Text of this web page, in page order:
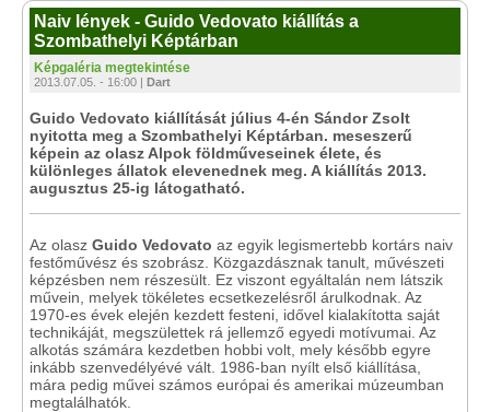
Naiv lények - Guido Vedovato kiállítás a
Szombathelyi Képtárban
Képgaléria megtekintése
2013.07.05. - 16:00 | Dart
Guido Vedovato kiállítását július 4-én Sándor Zsolt
nyitotta meg a Szombathelyi Képtárban. meseszerű
képein az olasz Alpok földműveseinek élete, és
különleges állatok elevenednek meg. A kiállítás 2013.
augusztus 25-ig látogatható.
Az olasz Guido Vedovato az egyik legismertebb kortárs naiv
festőművész és szobrász. Közgazdásznak tanult, művészeti
képzésben nem részesült. Ez viszont egyáltalán nem látszik
művein, melyek tökéletes ecsetkezelésről árulkodnak. Az
1970-es évek elején kezdett festeni, idővel kialakította saját
technikáját, megszülettek rá jellemző egyedi motívumai. Az
alkotás számára kezdetben hobbi volt, mely később egyre
inkább szenvedélyévé vált. 1986-ban nyílt első kiállítása,
mára pedig művei számos európai és amerikai múzeumban
megtalálhatók.